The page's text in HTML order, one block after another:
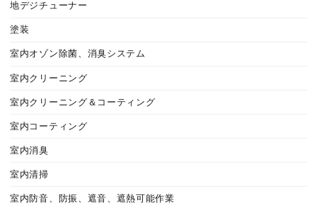
地デジチューナー
塗装
室内オゾン除菌、消臭システム
室内クリーニング
室内クリーニング＆コーティング
室内コーティング
室内消臭
室内清掃
室内防音、防振、遮音、遮熱可能作業